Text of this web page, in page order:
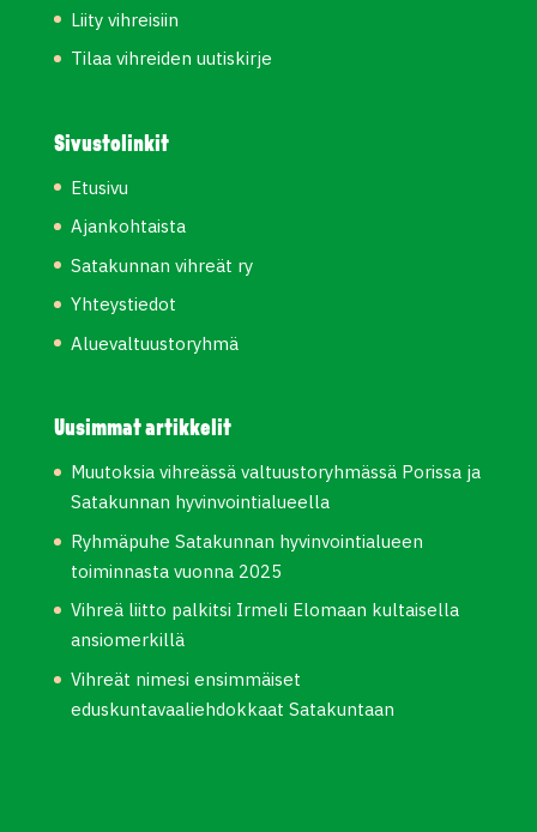
Liity vihreisiin
Tilaa vihreiden uutiskirje
Sivustolinkit
Etusivu
Ajankohtaista
Satakunnan vihreät ry
Yhteystiedot
Aluevaltuustoryhmä
Uusimmat artikkelit
Muutoksia vihreässä valtuustoryhmässä Porissa ja
Satakunnan hyvinvointialueella
Ryhmäpuhe Satakunnan hyvinvointialueen
toiminnasta vuonna 2025
Vihreä liitto palkitsi Irmeli Elomaan kultaisella
ansiomerkillä
Vihreät nimesi ensimmäiset
eduskuntavaaliehdokkaat Satakuntaan